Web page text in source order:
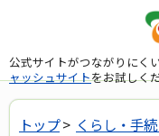
公式サイトがつながりにく
ャッシュサイトをお試しく
トップ> くらし・手